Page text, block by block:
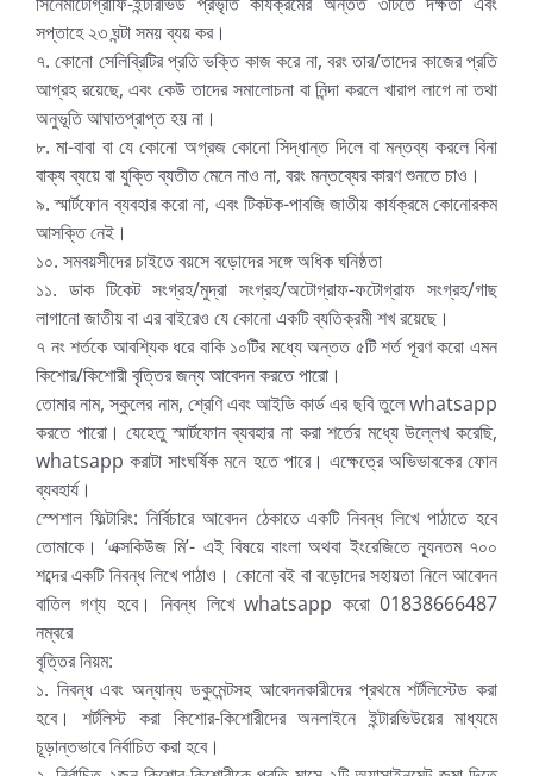
সপ্তাহে ২৩ ঘন্টা সময় ব্যয় কর।
৭. কোনো সেলিব্রিটির প্রতি ভক্তি কাজ করে না, বরং তার/তাদের কাজের প্রতি
আগ্রহ রয়েছে, এবং কেউ তাদের সমালোচনা বা নিন্দা করলে খারাপ লাগে না তথা
অনুভূতি আঘাতপ্রাপ্ত হয় না।
৮. মা-বাবা বা যে কোনো অগ্রজ কোনো সিদ্ধান্ত দিলে বা মন্তব্য করলে বিনা
বাক্য ব্যয়ে বা যুক্তি ব্যতীত মেনে নাও না, বরং মন্তব্যের কারণ শুনতে চাও।
৯. স্মার্টফোন ব্যবহার করো না, এবং টিকটক-পাবজি জাতীয় কার্যক্রমে কোনোরকম
আসক্তি নেই।
১০. সমবয়সীদের চাইতে বয়সে বড়োদের সঙ্গে অধিক ঘনিষ্ঠতা
১১. ডাক টিকেট সংগ্রহ/মুদ্রা সংগ্রহ/অটোগ্রাফ-ফটোগ্রাফ সংগ্রহ/গাছ
লাগানো জাতীয় বা এর বাইরেও যে কোনো একটি ব্যতিক্রমী শখ রয়েছে।
৭ নং শর্তকে আবশ্যিক ধরে বাকি ১০টির মধ্যে অন্তত ৫টি শর্ত পূরণ করো এমন
কিশোর/কিশোরী বৃত্তির জন্য আবেদন করতে পারো।
তোমার নাম, স্কুলের নাম, শ্রেণি এবং আইডি কার্ড এর ছবি তুলে whatsapp
করতে পারো। যেহেতু স্মার্টফোন ব্যবহার না করা শর্তের মধ্যে উল্লেখ করেছি,
whatsapp করাটা সাংঘর্ষিক মনে হতে পারে। এক্ষেত্রে অভিভাবকের ফোন
ব্যবহার্য।
স্পেশাল ফিল্টারিং: নির্বিচারে আবেদন ঠেকাতে একটি নিবন্ধ লিখে পাঠাতে হবে
তোমাকে। ‘এক্সকিউজ মি’- এই বিষয়ে বাংলা অথবা ইংরেজিতে ন্যূনতম ৭০০
শব্দের একটি নিবন্ধ লিখে পাঠাও। কোনো বই বা বড়োদের সহায়তা নিলে আবেদন
বাতিল গণ্য হবে। নিবন্ধ লিখে whatsapp করো 01838666487
নম্বরে
বৃত্তির নিয়ম:
১. নিবন্ধ এবং অন্যান্য ডকুমেন্টসহ আবেদনকারীদের প্রথমে শর্টলিস্টেড করা
হবে। শর্টলিস্ট করা কিশোর-কিশোরীদের অনলাইনে ইন্টারভিউয়ের মাধ্যমে
চূড়ান্তভাবে নির্বাচিত করা হবে।